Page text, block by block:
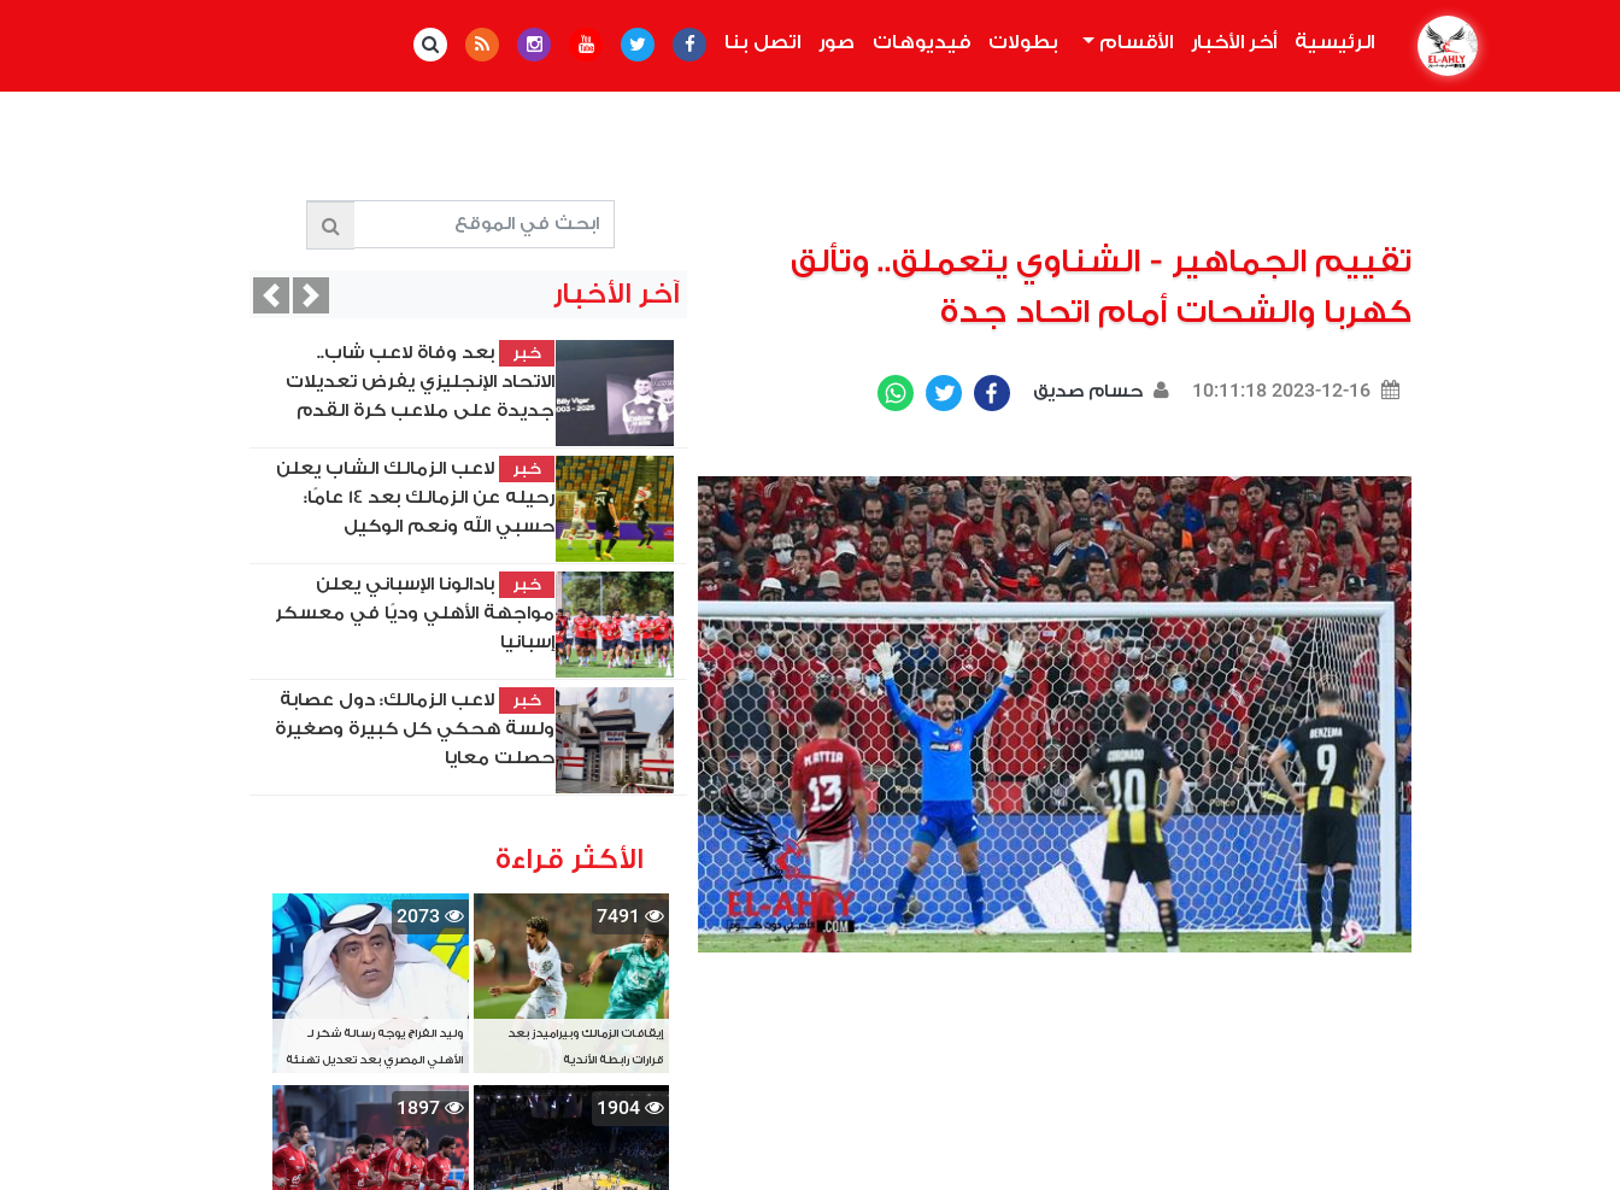
الرئيسية أخر الأخبار الأقسام بطولات فيديوهات صور اتصل بنا
تقييم الجماهير - الشناوي يتعملق.. وتألق
كهربا والشحات أمام اتحاد جدة
2023-12-16 10:11:18 حسام صديق Facebook
Twitter
آخر الأخبار
خبر
بعد وفاة لاعب شاب..
الاتحاد الإنجليزي يفرض تعديلات
جديدة على ملاعب كرة القدم
خبر
لاعب الزمالك الشاب يعلن
رحيله عن الزمالك بعد 14 عامًا:
حسبي الله ونعم الوكيل
خبر
بادالونا الإسباني يعلن
مواجهة الأهلي وديًا في معسكر
إسبانيا
خبر
لاعب الزمالك: دول عصابة
ولسة هحكي كل كبيرة وصغيرة
حصلت معايا
PreviousNext
الأكثر قراءة
7491
إيقافات الزمالك وبيراميدز بعد
قرارات رابطة الأندية
2073
وليد الفراج يوجه رسالة شكر لـ
الأهلي المصري بعد تعديل تهنئة
بطل آسيا
1904
1897